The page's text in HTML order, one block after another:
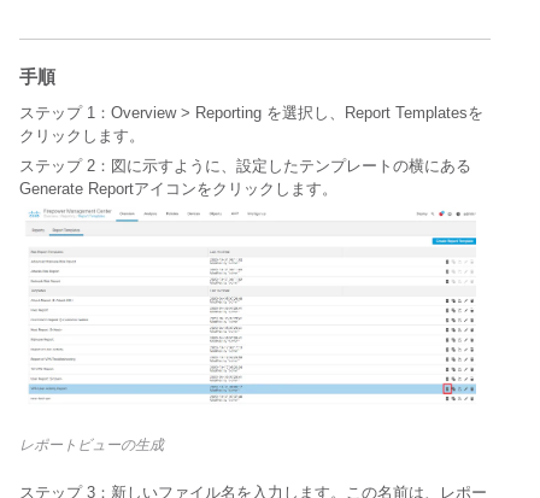
手順
ステップ 1： Overview > Reporting を選択し、
Report Templatesを
クリックします。
ステップ 2：図に示すように、設定したテンプレートの横にある
Generate Reportアイコンをクリックします。
レポートビューの生成
ステップ 3：新しいファイル名を入力します。この名前は、レポー